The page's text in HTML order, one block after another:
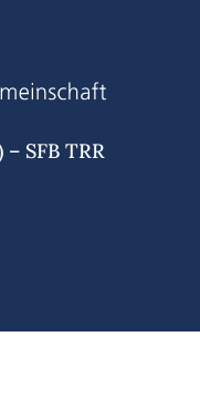
Eberhard
SFB TRR